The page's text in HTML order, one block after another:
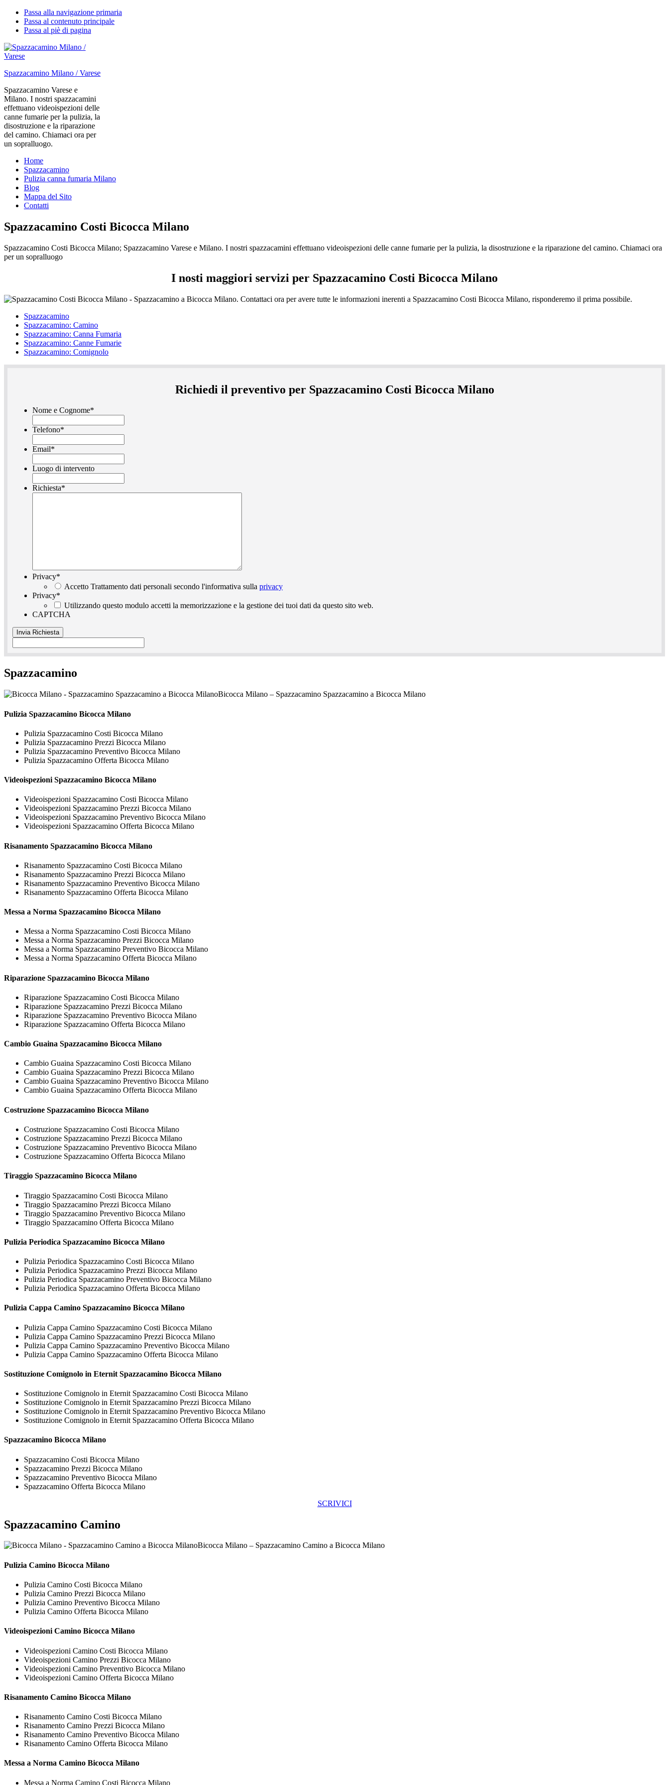
Passa alla navigazione primaria
Passa al contenuto principale
Passa al piè di pagina
Spazzacamino Milano / Varese
Spazzacamino Varese e
Milano. I nostri spazzacamini
effettuano videoispezioni delle
canne fumarie per la pulizia, la
disostruzione e la riparazione
del camino. Chiamaci ora per
un sopralluogo.
Home
Spazzacamino
Pulizia canna fumaria Milano
Blog
Mappa del Sito
Contatti
Spazzacamino Costi Bicocca Milano
Spazzacamino Costi Bicocca Milano; Spazzacamino Varese e Milano. I nostri spazzacamini effettuano videoispezioni delle canne fumarie per la pulizia, la disostruzione e la riparazione del camino. Chiamaci ora
per un sopralluogo
I nosti maggiori servizi per Spazzacamino Costi Bicocca Milano
Spazzacamino
Spazzacamino: Camino
Spazzacamino: Canna Fumaria
Spazzacamino: Canne Fumarie
Spazzacamino: Comignolo
Richiedi il preventivo per Spazzacamino Costi Bicocca Milano
Nome e Cognome*
Telefono*
Email*
Luogo di intervento
Richiesta*
Privacy*
Accetto Trattamento dati personali secondo l'informativa sulla privacy
Privacy*
Utilizzando questo modulo accetti la memorizzazione e la gestione dei tuoi dati da questo sito web.
CAPTCHA
Spazzacamino
Bicocca Milano – Spazzacamino Spazzacamino a Bicocca Milano
Pulizia Spazzacamino Bicocca Milano
Pulizia Spazzacamino Costi Bicocca Milano
Pulizia Spazzacamino Prezzi Bicocca Milano
Pulizia Spazzacamino Preventivo Bicocca Milano
Pulizia Spazzacamino Offerta Bicocca Milano
Videoispezioni Spazzacamino Bicocca Milano
Videoispezioni Spazzacamino Costi Bicocca Milano
Videoispezioni Spazzacamino Prezzi Bicocca Milano
Videoispezioni Spazzacamino Preventivo Bicocca Milano
Videoispezioni Spazzacamino Offerta Bicocca Milano
Risanamento Spazzacamino Bicocca Milano
Risanamento Spazzacamino Costi Bicocca Milano
Risanamento Spazzacamino Prezzi Bicocca Milano
Risanamento Spazzacamino Preventivo Bicocca Milano
Risanamento Spazzacamino Offerta Bicocca Milano
Messa a Norma Spazzacamino Bicocca Milano
Messa a Norma Spazzacamino Costi Bicocca Milano
Messa a Norma Spazzacamino Prezzi Bicocca Milano
Messa a Norma Spazzacamino Preventivo Bicocca Milano
Messa a Norma Spazzacamino Offerta Bicocca Milano
Riparazione Spazzacamino Bicocca Milano
Riparazione Spazzacamino Costi Bicocca Milano
Riparazione Spazzacamino Prezzi Bicocca Milano
Riparazione Spazzacamino Preventivo Bicocca Milano
Riparazione Spazzacamino Offerta Bicocca Milano
Cambio Guaina Spazzacamino Bicocca Milano
Cambio Guaina Spazzacamino Costi Bicocca Milano
Cambio Guaina Spazzacamino Prezzi Bicocca Milano
Cambio Guaina Spazzacamino Preventivo Bicocca Milano
Cambio Guaina Spazzacamino Offerta Bicocca Milano
Costruzione Spazzacamino Bicocca Milano
Costruzione Spazzacamino Costi Bicocca Milano
Costruzione Spazzacamino Prezzi Bicocca Milano
Costruzione Spazzacamino Preventivo Bicocca Milano
Costruzione Spazzacamino Offerta Bicocca Milano
Tiraggio Spazzacamino Bicocca Milano
Tiraggio Spazzacamino Costi Bicocca Milano
Tiraggio Spazzacamino Prezzi Bicocca Milano
Tiraggio Spazzacamino Preventivo Bicocca Milano
Tiraggio Spazzacamino Offerta Bicocca Milano
Pulizia Periodica Spazzacamino Bicocca Milano
Pulizia Periodica Spazzacamino Costi Bicocca Milano
Pulizia Periodica Spazzacamino Prezzi Bicocca Milano
Pulizia Periodica Spazzacamino Preventivo Bicocca Milano
Pulizia Periodica Spazzacamino Offerta Bicocca Milano
Pulizia Cappa Camino Spazzacamino Bicocca Milano
Pulizia Cappa Camino Spazzacamino Costi Bicocca Milano
Pulizia Cappa Camino Spazzacamino Prezzi Bicocca Milano
Pulizia Cappa Camino Spazzacamino Preventivo Bicocca Milano
Pulizia Cappa Camino Spazzacamino Offerta Bicocca Milano
Sostituzione Comignolo in Eternit Spazzacamino Bicocca Milano
Sostituzione Comignolo in Eternit Spazzacamino Costi Bicocca Milano
Sostituzione Comignolo in Eternit Spazzacamino Prezzi Bicocca Milano
Sostituzione Comignolo in Eternit Spazzacamino Preventivo Bicocca Milano
Sostituzione Comignolo in Eternit Spazzacamino Offerta Bicocca Milano
Spazzacamino Bicocca Milano
Spazzacamino Costi Bicocca Milano
Spazzacamino Prezzi Bicocca Milano
Spazzacamino Preventivo Bicocca Milano
Spazzacamino Offerta Bicocca Milano
SCRIVICI
Spazzacamino Camino
Bicocca Milano – Spazzacamino Camino a Bicocca Milano
Pulizia Camino Bicocca Milano
Pulizia Camino Costi Bicocca Milano
Pulizia Camino Prezzi Bicocca Milano
Pulizia Camino Preventivo Bicocca Milano
Pulizia Camino Offerta Bicocca Milano
Videoispezioni Camino Bicocca Milano
Videoispezioni Camino Costi Bicocca Milano
Videoispezioni Camino Prezzi Bicocca Milano
Videoispezioni Camino Preventivo Bicocca Milano
Videoispezioni Camino Offerta Bicocca Milano
Risanamento Camino Bicocca Milano
Risanamento Camino Costi Bicocca Milano
Risanamento Camino Prezzi Bicocca Milano
Risanamento Camino Preventivo Bicocca Milano
Risanamento Camino Offerta Bicocca Milano
Messa a Norma Camino Bicocca Milano
Messa a Norma Camino Costi Bicocca Milano